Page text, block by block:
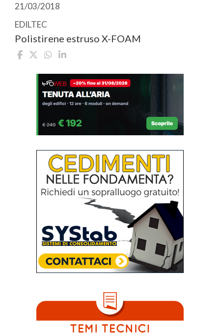
21/03/2018
EDILTEC
Polistirene estruso X-FOAM